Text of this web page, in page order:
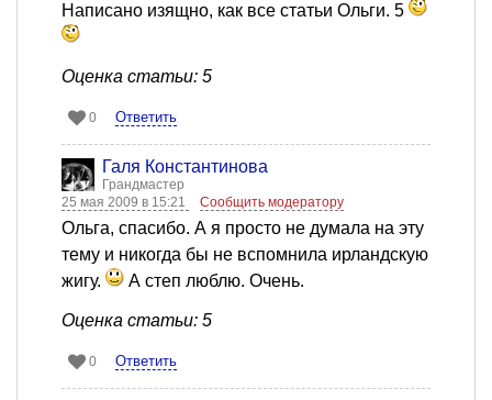
Написано изящно, как все статьи Ольги. 5
Оценка статьи: 5
0 Ответить
Галя Константинова
Грандмастер
25 мая 2009 в 15:21
Сообщить модератору
Ольга, спасибо. А я просто не думала на эту
тему и никогда бы не вспомнила ирландскую
жигу.
А степ люблю. Очень.
Оценка статьи: 5
0 Ответить